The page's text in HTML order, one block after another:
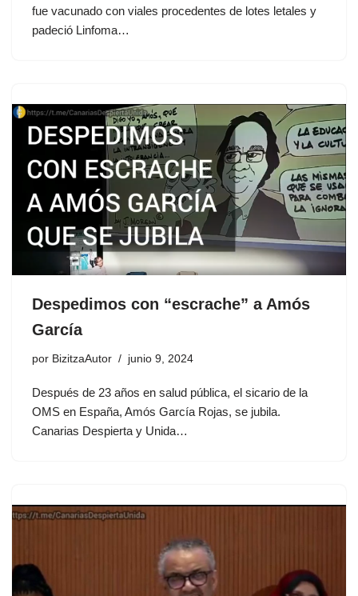
fue vacunado con viales procedentes de lotes letales y
padeció Linfoma…
Despedimos con “escrache” a Amós
García
por BizitzaAutor junio 9, 2024
Después de 23 años en salud pública, el sicario de la
OMS en España, Amós García Rojas, se jubila.
Canarias Despierta y Unida…